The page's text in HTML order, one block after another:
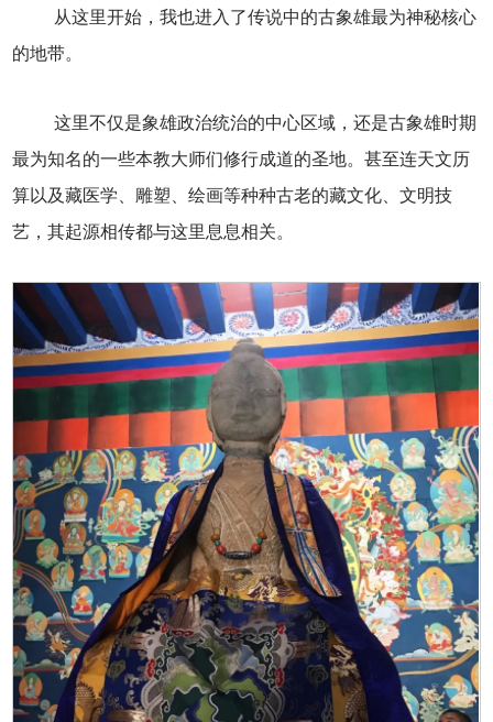
从这里开始，我也进入了传说中的古象雄最为神秘核心
的地带。
这里不仅是象雄政治统治的中心区域，还是古象雄时期
最为知名的一些本教大师们修行成道的圣地。甚至连天文历
算以及藏医学、雕塑、绘画等种种古老的藏文化、文明技
艺，其起源相传都与这里息息相关。